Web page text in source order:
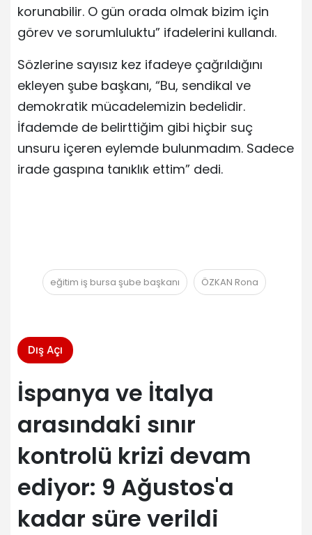
korunabilir. O gün orada olmak bizim için
görev ve sorumluluktu” ifadelerini kullandı.
Sözlerine sayısız kez ifadeye çağrıldığını
ekleyen şube başkanı, “Bu, sendikal ve
demokratik mücadelemizin bedelidir.
İfademde de belirttiğim gibi hiçbir suç
unsuru içeren eylemde bulunmadım. Sadece
irade gaspına tanıklık ettim” dedi.
eğitim iş bursa şube başkanı ÖZKAN Rona
Dış Açı
İspanya ve İtalya
arasındaki sınır
kontrolü krizi devam
ediyor: 9 Ağustos'a
kadar süre verildi